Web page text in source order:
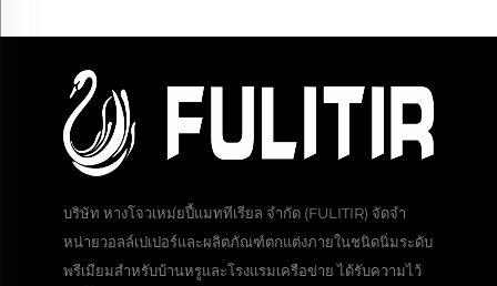
บริษัท หางโจวเหม่ยปี้แมททีเรียล จำกัด (FULITIR) จัดจำ
หน่ายวอลล์เปเปอร์และผลิตภัณฑ์ตกแต่งภายในชนิดนิ่มระดับ
พรีเมียมสำหรับบ้านหรูและโรงแรมเครือข่าย ได้รับความไว้